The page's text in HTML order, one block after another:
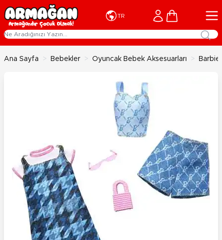
İçeriğe geç
TR Cart
Ana Sayfa > Bebekler > Oyuncak Bebek Aksesuarları >